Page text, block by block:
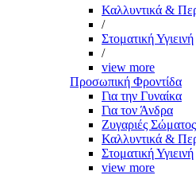
Καλλυντικά &
/
Στοματική Υγιεινή
/
view more
Προσωπική Φροντίδα
Για την Γυναίκα
Για τον Άνδρα
Ζυγαριές
Καλλυντικά &
Στοματική Υγιεινή
view more